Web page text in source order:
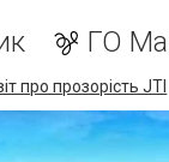
ГО
про прозорість JTI